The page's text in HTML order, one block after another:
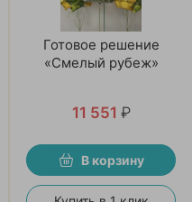
Готовое решение
«Смелый рубеж»
11 551 ₽
В корзину